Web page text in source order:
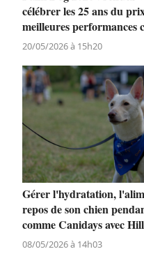
célébrer les 25 ans du
meilleures performances
de Cannes
20/05/2026 à 15h20
Gérer l'hydratation,
repos de son chien
comme Canidays avec
08/05/2026 à 14h03